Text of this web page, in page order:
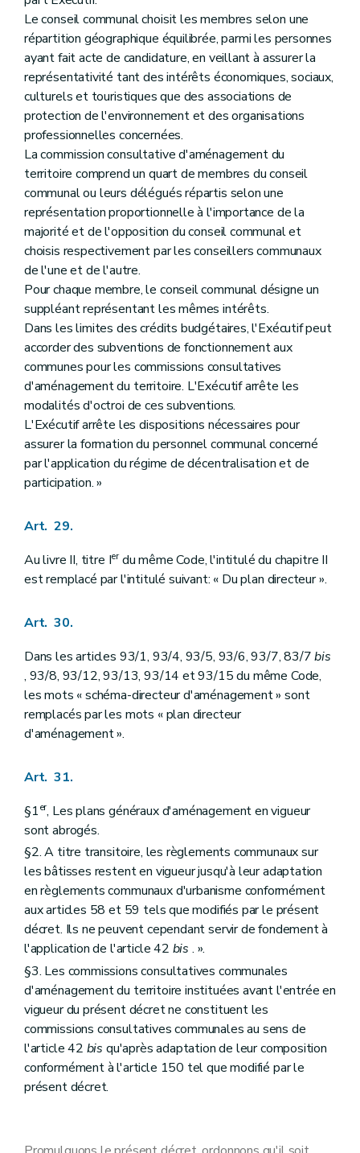
Le conseil communal choisit les membres selon une
répartition géographique équilibrée, parmi les personnes
ayant fait acte de candidature, en veillant à assurer la
représentativité tant des intérêts économiques, sociaux,
culturels et touristiques que des associations de
protection de l'environnement et des organisations
professionnelles concernées.
La commission consultative d'aménagement du
territoire comprend un quart de membres du conseil
communal ou leurs délégués répartis selon une
représentation proportionnelle à l'importance de la
majorité et de l'opposition du conseil communal et
choisis respectivement par les conseillers communaux
de l'une et de l'autre.
Pour chaque membre, le conseil communal désigne un
suppléant représentant les mêmes intérêts.
Dans les limites des crédits budgétaires, l'Exécutif peut
accorder des subventions de fonctionnement aux
communes pour les commissions consultatives
d'aménagement du territoire. L'Exécutif arrête les
modalités d'octroi de ces subventions.
L'Exécutif arrête les dispositions nécessaires pour
assurer la formation du personnel communal concerné
par l'application du régime de décentralisation et de
participation. »
Art. 29.
Au livre II, titre Ierdu même Code, l'intitulé du chapitre II
est remplacé par l'intitulé suivant: « Du plan directeur ».
Art. 30.
Dans les articles 93/1, 93/4, 93/5, 93/6, 93/7, 83/7bis
, 93/8, 93/12, 93/13, 93/14 et 93/15 du même Code,
les mots « schéma-directeur d'aménagement » sont
remplacés par les mots « plan directeur
d'aménagement ».
Art. 31.
§1er, Les plans généraux d'aménagement en vigueur
sont abrogés.
§2. A titre transitoire, les règlements communaux sur
les bâtisses restent en vigueur jusqu'à leur adaptation
en règlements communaux d'urbanisme conformément
aux articles 58 et 59 tels que modifiés par le présent
décret. Ils ne peuvent cependant servir de fondement à
l'application de l'article 42 bis . ».
§3. Les commissions consultatives communales
d'aménagement du territoire instituées avant l'entrée en
vigueur du présent décret ne constituent les
commissions consultatives communales au sens de
l'article 42 bis qu'après adaptation de leur composition
conformément à l'article 150 tel que modifié par le
présent décret.